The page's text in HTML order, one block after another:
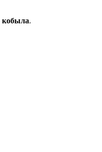
кобыла.